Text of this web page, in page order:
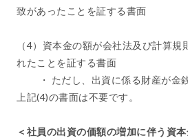
致があったことを証する書面
（4）資本金の額が会社法及び計算規
れたことを証する書面
・ ただし、出資に係る財産が金銭
上記(4)の書面は不要です。
＜社員の出資の価額の増加に伴う資